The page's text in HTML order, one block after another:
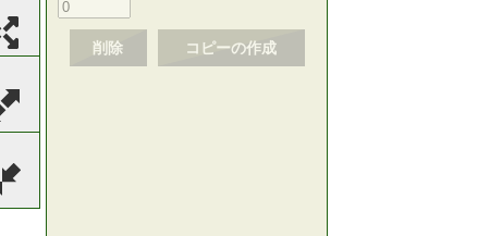
削除 コピーの作成